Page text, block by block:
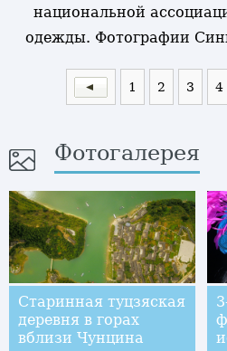
национальной
одежды. Фотографии
1 2 3 4
Фотогалерея
Старинная туцзяская
деревня в горах
вблизи Чунцина